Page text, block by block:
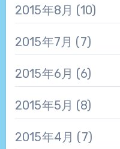
2015年8月 (10)
2015年7月 (7)
2015年6月 (6)
2015年5月 (8)
2015年4月 (7)